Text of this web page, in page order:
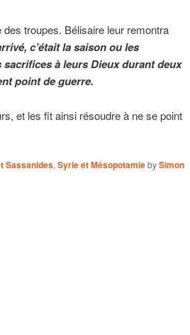
troupes. Bélisaire leur remontra
c’était la saison ou les
à leurs Dieux durant deux
point de guerre.
et les fit ainsi résoudre à ne se point
Sassanides, Syrie et MésopotamiebySimon